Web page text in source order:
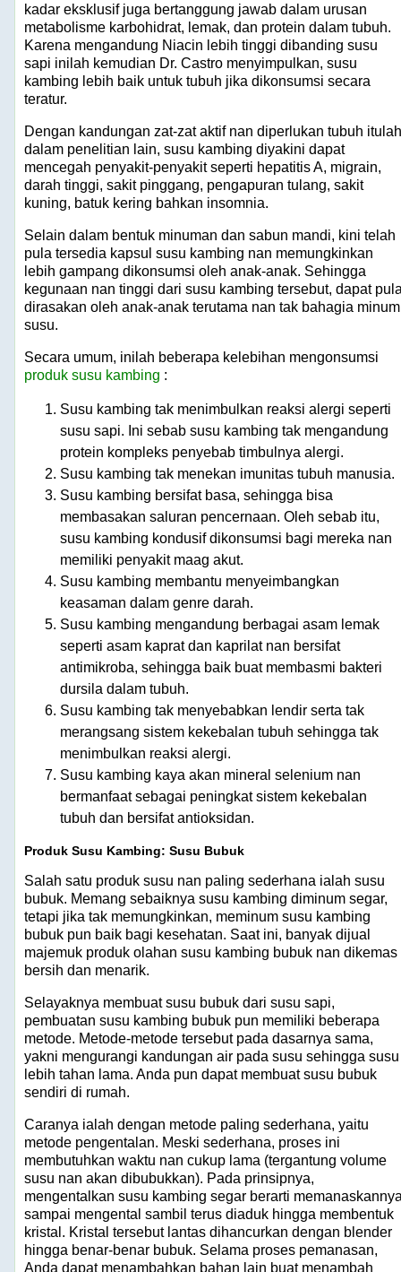
kadar eksklusif juga bertanggung jawab dalam urusan
metabolisme karbohidrat, lemak, dan protein dalam tubuh.
Karena mengandung Niacin lebih tinggi dibanding susu
sapi inilah kemudian Dr. Castro menyimpulkan, susu
kambing lebih baik untuk tubuh jika dikonsumsi secara
teratur.
Dengan kandungan zat-zat aktif nan diperlukan tubuh
dalam penelitian lain, susu kambing diyakini dapat
mencegah penyakit-penyakit seperti hepatitis A, migrain,
darah tinggi, sakit pinggang, pengapuran tulang, sakit
kuning, batuk kering bahkan insomnia.
Selain dalam bentuk minuman dan sabun mandi, kini telah
pula tersedia kapsul susu kambing nan memungkinkan
lebih gampang dikonsumsi oleh anak-anak. Sehingga
kegunaan nan tinggi dari susu kambing tersebut, dapat
dirasakan oleh anak-anak terutama nan tak bahagia minum
susu.
Secara umum, inilah beberapa kelebihan mengonsumsi
produk susu kambing :
Susu kambing tak menimbulkan reaksi alergi seperti
susu sapi. Ini sebab susu kambing tak mengandung
protein kompleks penyebab timbulnya alergi.
Susu kambing tak menekan imunitas tubuh manusia.
Susu kambing bersifat basa, sehingga bisa
membasakan saluran pencernaan. Oleh sebab itu,
susu kambing kondusif dikonsumsi bagi mereka nan
memiliki penyakit maag akut.
Susu kambing membantu menyeimbangkan
keasaman dalam genre darah.
Susu kambing mengandung berbagai asam lemak
seperti asam kaprat dan kaprilat nan bersifat
antimikroba, sehingga baik buat membasmi bakteri
dursila dalam tubuh.
Susu kambing tak menyebabkan lendir serta tak
merangsang sistem kekebalan tubuh sehingga tak
menimbulkan reaksi alergi.
Susu kambing kaya akan mineral selenium nan
bermanfaat sebagai peningkat sistem kekebalan
tubuh dan bersifat antioksidan.
Produk Susu Kambing: Susu Bubuk
Salah satu produk susu nan paling sederhana ialah susu
bubuk. Memang sebaiknya susu kambing diminum segar,
tetapi jika tak memungkinkan, meminum susu kambing
bubuk pun baik bagi kesehatan. Saat ini, banyak dijual
majemuk produk olahan susu kambing bubuk nan dikemas
bersih dan menarik.
Selayaknya membuat susu bubuk dari susu sapi,
pembuatan susu kambing bubuk pun memiliki beberapa
metode. Metode-metode tersebut pada dasarnya sama,
yakni mengurangi kandungan air pada susu sehingga susu
lebih tahan lama. Anda pun dapat membuat susu bubuk
sendiri di rumah.
Caranya ialah dengan metode paling sederhana, yaitu
metode pengentalan. Meski sederhana, proses ini
membutuhkan waktu nan cukup lama (tergantung volume
susu nan akan dibubukkan). Pada prinsipnya,
mengentalkan susu kambing segar berarti
sampai mengental sambil terus diaduk hingga membentuk
kristal. Kristal tersebut lantas dihancurkan dengan blender
hingga benar-benar bubuk. Selama proses pemanasan,
Anda dapat menambahkan bahan lain buat menambah